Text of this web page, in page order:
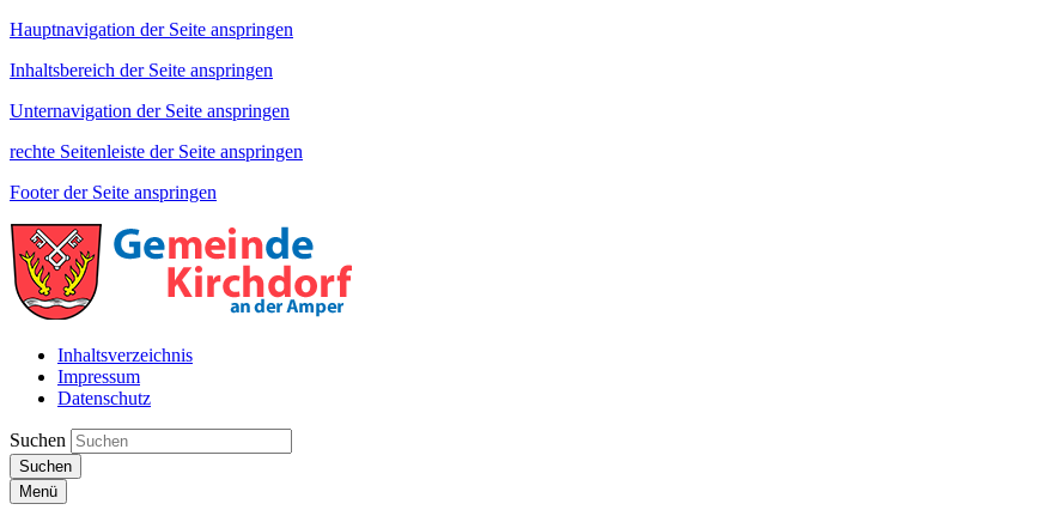
Hauptnavigation der Seite anspringen
Inhaltsbereich der Seite anspringen
Unternavigation der Seite anspringen
rechte Seitenleiste der Seite anspringen
Footer der Seite anspringen
Inhaltsverzeichnis
Impressum
Datenschutz
Suchen
Suchen
Menü